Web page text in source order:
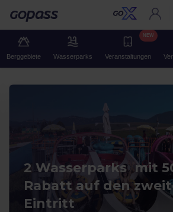
Gopass
Berggebiete Wasserparks Veranstaltungen
NEW
2 Wasserparks mit
Rabatt auf den
Eintritt